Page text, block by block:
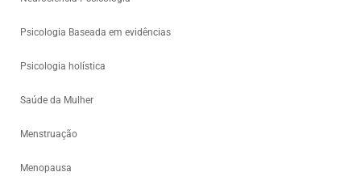
Psicologia Baseada em evidências
Psicologia holística
Saúde da Mulher
Menstruação
Menopausa